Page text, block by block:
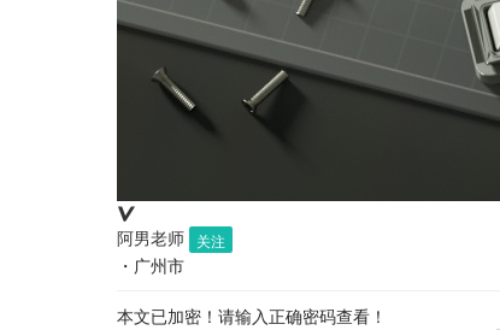
阿男老师 关注
・ 广州市
本文已加密！请输入正确密码查看！